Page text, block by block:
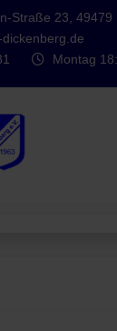
Straße 23, 49479
Montag